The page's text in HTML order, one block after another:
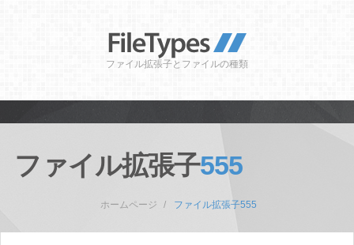
ファイル拡張子とファイルの種類
ファイル拡張子555
ホームページ ファイル拡張子555